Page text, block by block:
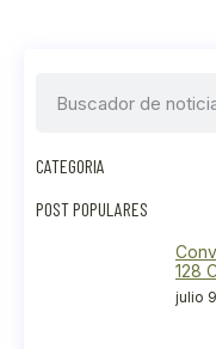
CATEGORIA
POST POPULARES
128
julio